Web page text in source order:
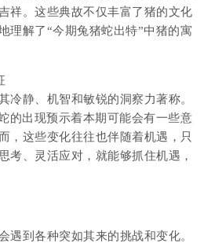
祥。这些典故不仅丰富了猪的文化
理解了“今期兔猪蛇出特”中猪的寓
冷静、机智和敏锐的洞察力著称。
的出现预示着本期可能会有一些意
，这些变化往往也伴随着机遇，只
考、灵活应对，就能够抓住机遇，
遇到各种突如其来的挑战和变化。